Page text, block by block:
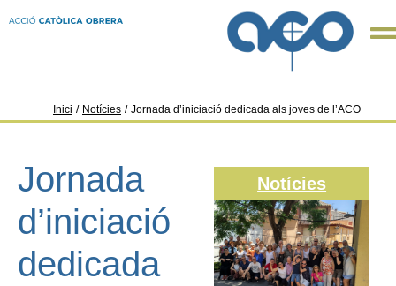
Inici / Notícies / Jornada d’iniciació dedicada als joves de l’ACO
Jornada
d’iniciació
dedicada
Notícies